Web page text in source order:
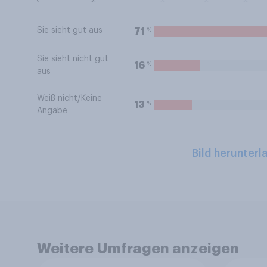
Sie sieht gut aus 71 %
Sie sieht nicht gut
aus
16 %
Weiß nicht/Keine
Angabe
13 %
Bild
Weitere Umfragen anzeigen